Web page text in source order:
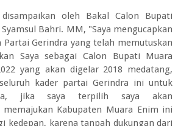
oleh Bakal Calon Bupati
Bahri. MM, "Saya mengucapkan
Gerindra yang telah memutuskan
Saya sebagai Calon Bupati Muara
yang akan digelar 2018 medatang,
kader partai Gerindra ini untuk
jika saya terpilih saya akan
Kabupaten Muara Enim ini
kedepan, karena tanpah dukungan dari